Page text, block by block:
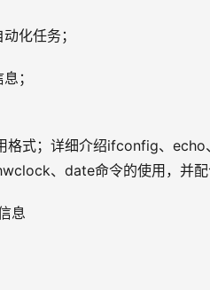
化任务；
；
格式；详细介绍ifconfig、
、date命令的使用，并配
息